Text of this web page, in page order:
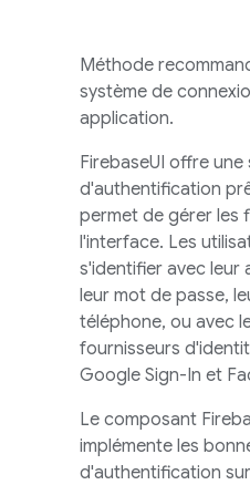
Méthode
système de
application.
FirebaseUI offre une
d'authentification
permet de gérer les
l'interface. Les
s'identifier avec leur
leur mot de passe,
téléphone, ou avec
fournisseurs
Google Sign-In et
Le composant
implémente les
d'authentification